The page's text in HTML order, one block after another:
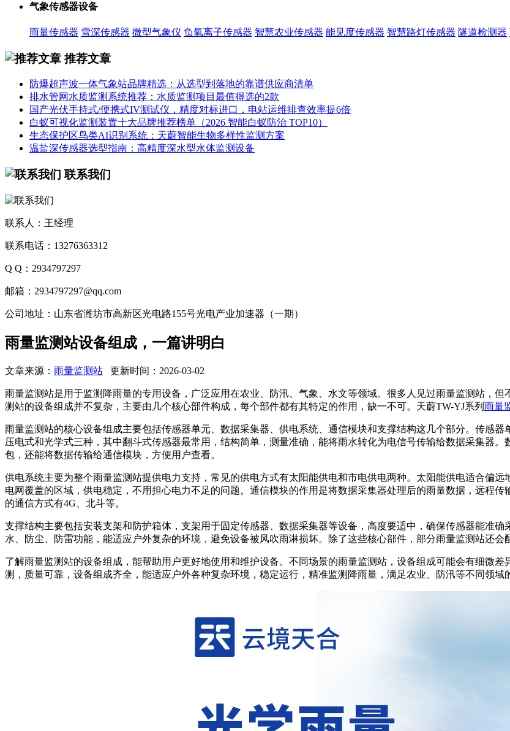
气象传感器设备
雨量传感器 雪深传感器 微型气象仪 负氧离子传感器 智慧农业传感器 能见度传感器 智慧路灯传感器 隧道检测器
推荐文章
防爆超声波一体气象站品牌精选：从选型到落地的靠谱供应商清单
排水管网水质监测系统推荐：水质监测项目最值得选的2款
国产光伏手持式/便携式IV测试仪，精度对标进口，电站运维排查效率提6倍
白蚁可视化监测装置十大品牌推荐榜单（2026 智能白蚁防治 TOP10）
生态保护区鸟类AI识别系统：天蔚智能生物多样性监测方案
温盐深传感器选型指南：高精度深水型水体监测设备
联系我们
联系人：王经理
联系电话：13276363312
Q Q：2934797297
邮箱：2934797297@qq.com
公司地址：山东省潍坊市高新区光电路155号光电产业加速器（一期）
雨量监测站设备组成，一篇讲明白
文章来源： 雨量监测站 更新时间：2026-03-02
雨量监测站是用于监测降雨量的专用设备，广泛应用在农业、防汛、气象、水文等领域。很多人见过雨量监测站，
测站的设备组成并不复杂，主要由几个核心部件构成，每个部件都有其特定的作用，缺一不可。天蔚TW-YJ系列 雨量
雨量监测站的核心设备组成主要包括传感器单元、数据采集器、供电系统、通信模块和支撑结构这几个部分。传感
压电式和光学式三种，其中翻斗式传感器最常用，结构简单，测量准确，能将雨水转化为电信号传输给数据采集器
包，还能将数据传输给通信模块，方便用户查看。
供电系统主要为整个雨量监测站提供电力支持，常见的供电方式有太阳能供电和市电供电两种。太阳能供电适合偏
电网覆盖的区域，供电稳定，不用担心电力不足的问题。通信模块的作用是将数据采集器处理后的雨量数据，远程
的通信方式有4G、北斗等。
支撑结构主要包括安装支架和防护箱体，支架用于固定传感器、数据采集器等设备，高度要适中，确保传感器能准
水、防尘、防雷功能，能适应户外复杂的环境，避免设备被风吹雨淋损坏。除了这些核心部件，部分雨量监测站还会
了解雨量监测站的设备组成，能帮助用户更好地使用和维护设备。不同场景的雨量监测站，设备组成可能会有细微
测，质量可靠，设备组成齐全，能适应户外各种复杂环境，稳定运行，精准监测降雨量，满足农业、防汛等不同领域